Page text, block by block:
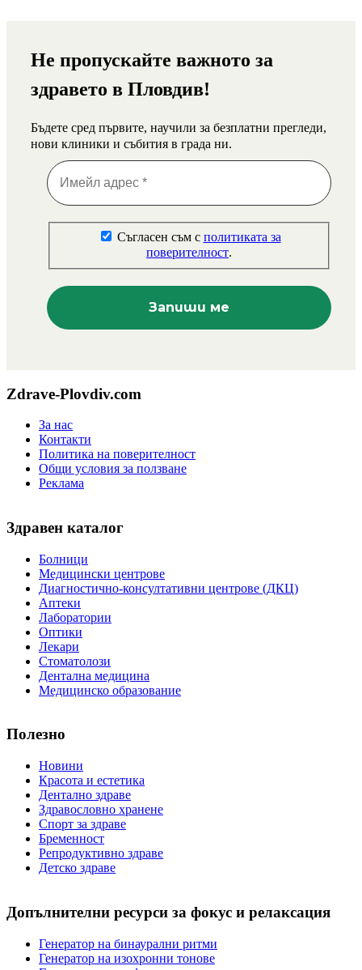
Не пропускайте важното за
здравето в Пловдив!
Бъдете сред първите, научили за безплатни прегледи,
нови клиники и събития в града ни.
Съгласен съм с политиката за
поверителност.
Zdrave-Plovdiv.com
За нас
Контакти
Политика на поверителност
Общи условия за ползване
Реклама
Здравен каталог
Болници
Медицински центрове
Диагностично-консултативни центрове (ДКЦ)
Аптеки
Лаборатории
Оптики
Лекари
Стоматолози
Дентална медицина
Медицинско образование
Полезно
Новини
Красота и естетика
Дентално здраве
Здравословно хранене
Спорт за здраве
Бременност
Репродуктивно здраве
Детско здраве
Допълнителни ресурси за фокус и релаксация
Генератор на бинаурални ритми
Генератор на изохронни тонове